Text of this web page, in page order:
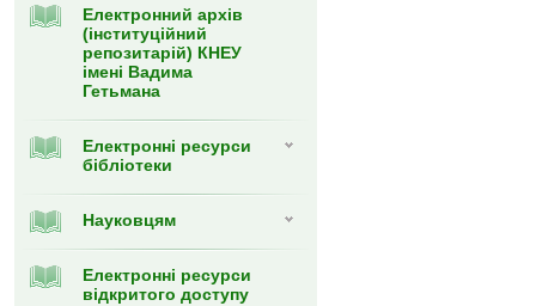
Електронний архів
(інституційний
репозитарій) КНЕУ
імені Вадима
Гетьмана
Електронні ресурси
бібліотеки
Науковцям
Електронні ресурси
відкритого доступу